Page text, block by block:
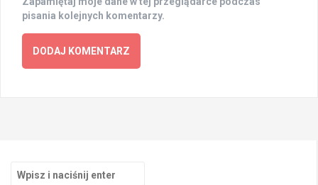
pisania kolejnych komentarzy.